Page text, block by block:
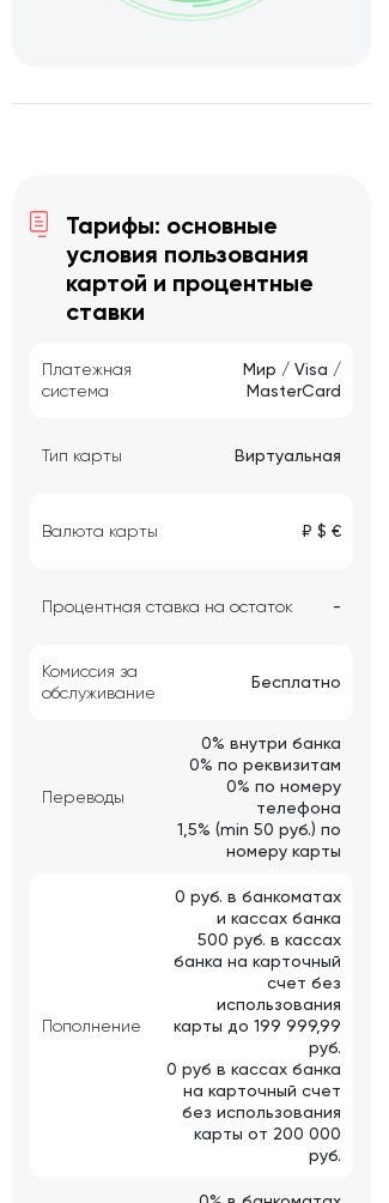
Тарифы: основные
условия пользования
картой и процентные
ставки
Платежная
система
Мир / Visa /
MasterCard
Тип карты Виртуальная
Валюта карты ₽ $ €
Процентная ставка на остаток -
Комиссия за
обслуживание
Бесплатно
Переводы
0% внутри банка
0% по реквизитам
0% по номеру
телефона
1,5% (min 50 руб.) по
номеру карты
Пополнение
0 руб. в банкоматах
и кассах банка
500 руб. в кассах
банка на карточный
счет без
использования
карты до 199 999,99
руб.
0 руб в кассах банка
на карточный счет
без использования
карты от 200 000
руб.